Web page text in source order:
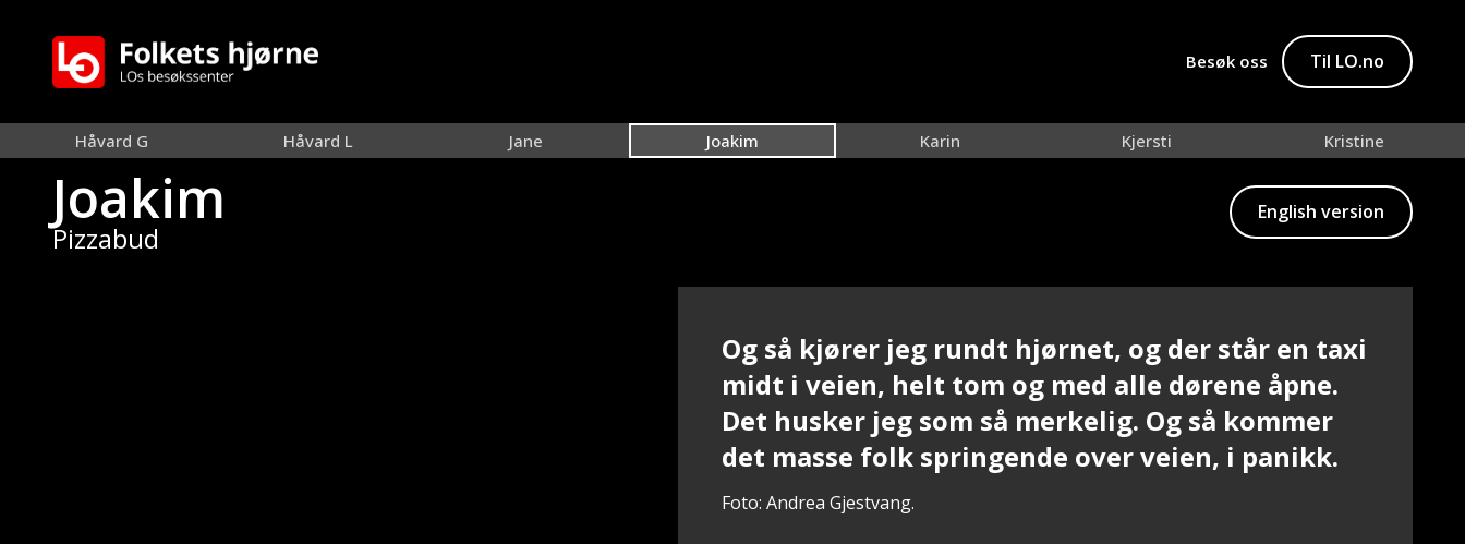
Besøk oss Til LO.no
Håvard G Håvard L Jane Joakim Karin Kjersti Kristine
Joakim
Pizzabud
English version
Og så kjører jeg rundt hjørnet, og der står en taxi
midt i veien, helt tom og med alle dørene åpne.
Det husker jeg som så merkelig. Og så kommer
det masse folk springende over veien, i panikk.
Foto: Andrea Gjestvang.